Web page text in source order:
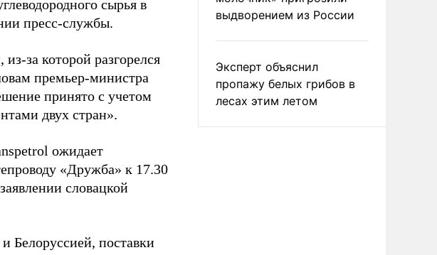
сырья в
пресс-службы.
за которой разгорелся
премьер-министра
принято с учетом
двух стран».
ожидает
«Дружба» к 17.30
словацкой
Белоруссией, поставки
выдворением из России
Эксперт объяснил
пропажу белых грибов в
лесах этим летом